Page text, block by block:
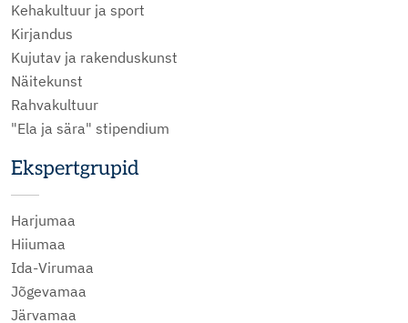
Kehakultuur ja sport
Kirjandus
Kujutav ja rakenduskunst
Näitekunst
Rahvakultuur
"Ela ja sära" stipendium
Ekspertgrupid
Harjumaa
Hiiumaa
Ida-Virumaa
Jõgevamaa
Järvamaa